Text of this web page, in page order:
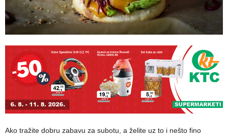
Ako tražite dobru zabavu za subotu, a želite uz to i nešto fino